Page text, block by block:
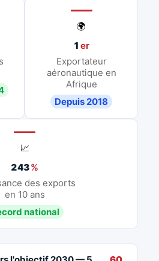
🌍
1 er
Exportateur
aéronautique en
Afrique
Depuis 2018
📈
243%
des exports
en 10 ans
national